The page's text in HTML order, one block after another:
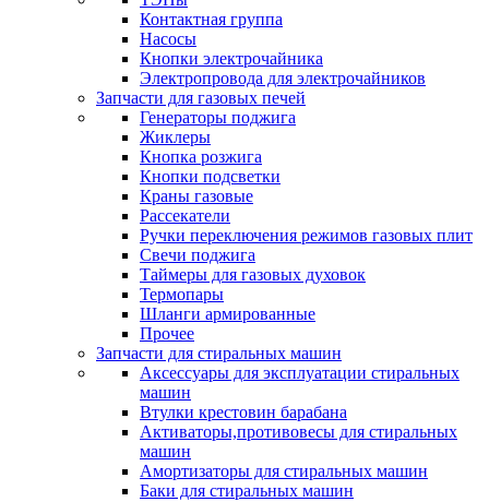
Контактная группа
Насосы
Кнопки электрочайника
Электропровода для электрочайников
Запчасти для газовых печей
Генераторы поджига
Жиклеры
Кнопка розжига
Кнопки подсветки
Краны газовые
Рассекатели
Ручки переключения режимов газовых плит
Свечи поджига
Таймеры для газовых духовок
Термопары
Шланги армированные
Прочее
Запчасти для стиральных машин
Аксессуары для эксплуатации стиральных
машин
Втулки крестовин барабана
Активаторы,противовесы для стиральных
машин
Амортизаторы для стиральных машин
Баки для стиральных машин